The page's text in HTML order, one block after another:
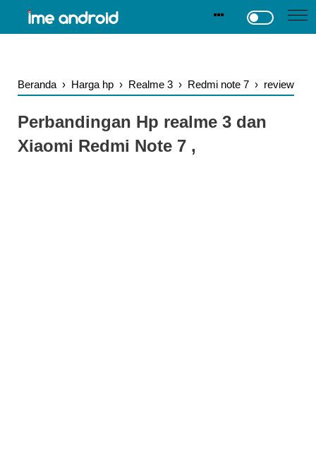
Beranda › Harga hp › Realme 3 › Redmi note 7 › review
Perbandingan Hp realme 3 dan
Xiaomi Redmi Note 7 ,